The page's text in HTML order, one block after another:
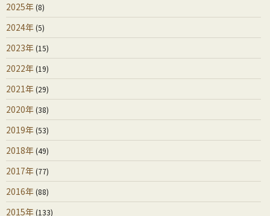
2025年(8)
2024年(5)
2023年(15)
2022年(19)
2021年(29)
2020年(38)
2019年(53)
2018年(49)
2017年(77)
2016年(88)
2015年(133)